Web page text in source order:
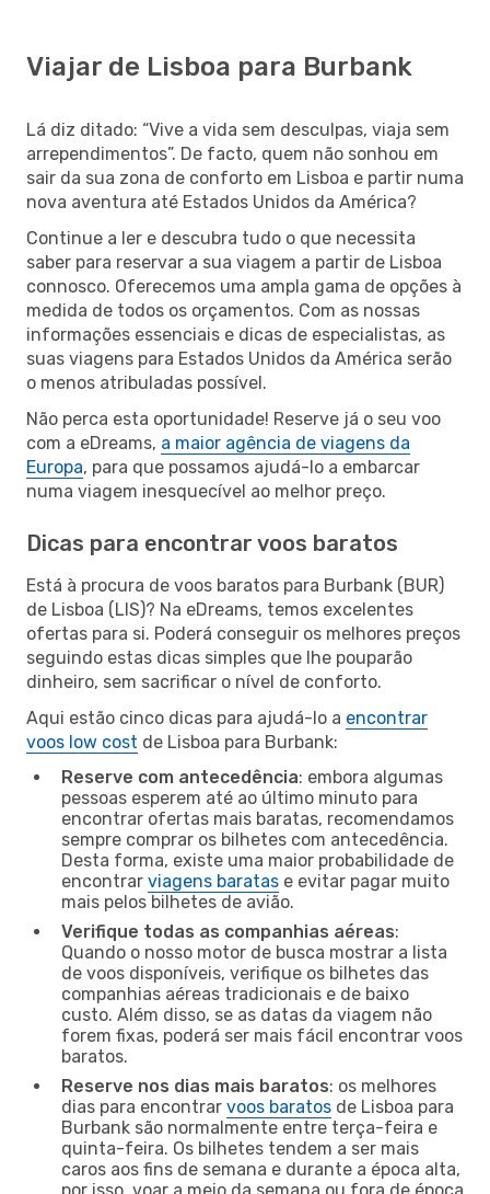
Viajar de Lisboa para Burbank
Lá diz ditado: “Vive a vida sem desculpas, viaja sem
arrependimentos”. De facto, quem não sonhou em
sair da sua zona de conforto em Lisboa e partir numa
nova aventura até Estados Unidos da América?
Continue a ler e descubra tudo o que necessita
saber para reservar a sua viagem a partir de Lisboa
connosco. Oferecemos uma ampla gama de opções à
medida de todos os orçamentos. Com as nossas
informações essenciais e dicas de especialistas, as
suas viagens para Estados Unidos da América serão
o menos atribuladas possível.
Não perca esta oportunidade! Reserve já o seu voo
com a eDreams, a maior agência de viagens da
Europa, para que possamos ajudá-lo a embarcar
numa viagem inesquecível ao melhor preço.
Dicas para encontrar voos baratos
Está à procura de voos baratos para Burbank (BUR)
de Lisboa (LIS)? Na eDreams, temos excelentes
ofertas para si. Poderá conseguir os melhores preços
seguindo estas dicas simples que lhe pouparão
dinheiro, sem sacrificar o nível de conforto.
Aqui estão cinco dicas para ajudá-lo a encontrar
voos low cost de Lisboa para Burbank:
Reserve com antecedência: embora algumas
pessoas esperem até ao último minuto para
encontrar ofertas mais baratas, recomendamos
sempre comprar os bilhetes com antecedência.
Desta forma, existe uma maior probabilidade de
encontrar viagens baratas e evitar pagar muito
mais pelos bilhetes de avião.
Verifique todas as companhias aéreas:
Quando o nosso motor de busca mostrar a lista
de voos disponíveis, verifique os bilhetes das
companhias aéreas tradicionais e de baixo
custo. Além disso, se as datas da viagem não
forem fixas, poderá ser mais fácil encontrar voos
baratos.
Reserve nos dias mais baratos: os melhores
dias para encontrar voos baratos de Lisboa para
Burbank são normalmente entre terça-feira e
quinta-feira. Os bilhetes tendem a ser mais
caros aos fins de semana e durante a época alta,